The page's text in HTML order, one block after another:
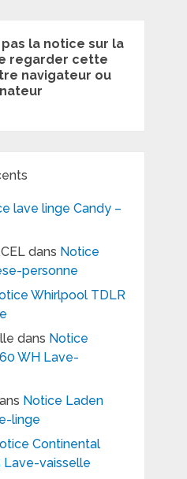
la notice sur la
regarder cette
navigateur ou
lave linge Candy –
dans Notice
personne
Whirlpool TDLR
dans Notice
WH Lave-
Notice Laden
linge
Continental
Lave-vaisselle